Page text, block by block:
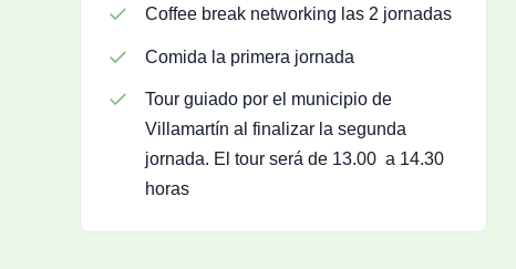
Coffee break networking las 2 jornadas
Comida la primera jornada
Tour guiado por el municipio de
Villamartín al finalizar la segunda
jornada. El tour será de 13.00 a 14.30
horas